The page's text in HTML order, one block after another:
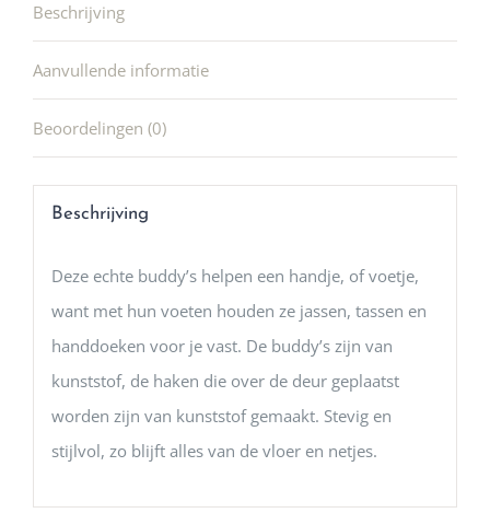
Beschrijving
Aanvullende informatie
Beoordelingen (0)
Beschrijving
Deze echte buddy’s helpen een handje, of voetje,
want met hun voeten houden ze jassen, tassen en
handdoeken voor je vast. De buddy’s zijn van
kunststof, de haken die over de deur geplaatst
worden zijn van kunststof gemaakt. Stevig en
stijlvol, zo blijft alles van de vloer en netjes.